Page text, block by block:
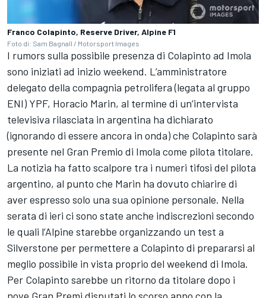
Franco Colapinto, Reserve Driver, Alpine F1
Foto di: Sam Bagnall / Motorsport Images
I rumors sulla possibile presenza di Colapinto ad Imola
sono iniziati ad inizio weekend. L’amministratore
delegato della compagnia petrolifera (legata al gruppo
ENI) YPF, Horacio Marin, al termine di un’intervista
televisiva rilasciata in argentina ha dichiarato
(ignorando di essere ancora in onda) che Colapinto sarà
presente nel Gran Premio di Imola come pilota titolare.
La notizia ha fatto scalpore tra i numeri tifosi del pilota
argentino, al punto che Marin ha dovuto chiarire di
aver espresso solo una sua opinione personale. Nella
serata di ieri ci sono state anche indiscrezioni secondo
le quali l’Alpine starebbe organizzando un test a
Silverstone per permettere a Colapinto di prepararsi al
meglio possibile in vista proprio del weekend di Imola.
Per Colapinto sarebbe un ritorno da titolare dopo i